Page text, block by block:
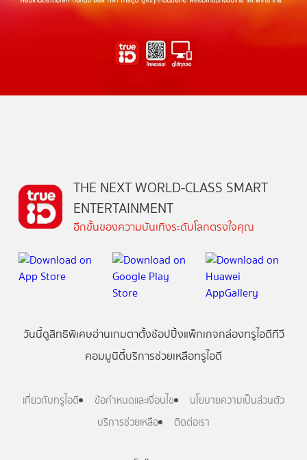
THE NEXT WORLD-CLASS SMART
ENTERTAINMENT
อีกขั้นของความบันเทิงระดับโลกตรงใจคุณ
วันนี้ดูสิทธิพิเศษอ่านเกมตาตั้งช้อปปิ้งแพ็กเกจกล่องทรูไอดีทีวี
คอมมูนิตี้บริการช่วยเหลือทรูไอดี
เกี่ยวกับทรูไอดี ข้อกำหนดและเงื่อนไข
นโยบายความเป็นส่วนตัว
บริการช่วยเหลือ
ติดต่อเรา